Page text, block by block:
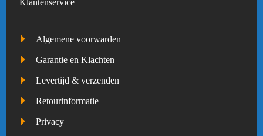
Klantenservice
Algemene voorwarden
Garantie en Klachten
Levertijd & verzenden
Retourinformatie
Privacy